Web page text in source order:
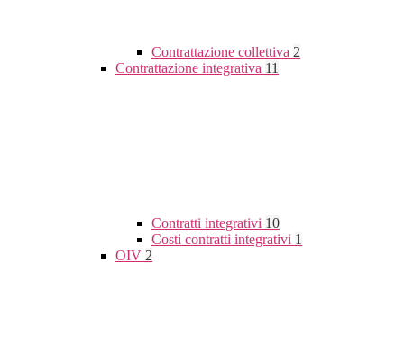
Contrattazione collettiva 2
Contrattazione integrativa 11
Contratti integrativi 10
Costi contratti integrativi 1
OIV 2